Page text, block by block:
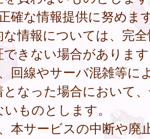
な情報提供に努めま
な情報については、完
できない場合がありま
線やサーバ混雑等に
となった場合において
ものとします。
サービスの中断や廃